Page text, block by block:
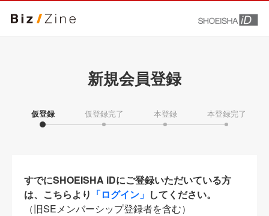
新規会員登録
仮登録 仮登録完了 本登録 本登録完了
すでにSHOEISHA iDにご登録いただいている方
は、こちらより 「ログイン」 してください。
（旧SEメンバーシップ登録者を含む）